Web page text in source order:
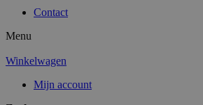
Contact
Menu
Winkelwagen
Mijn account